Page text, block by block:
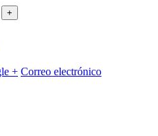
+
+ Correo electrónico